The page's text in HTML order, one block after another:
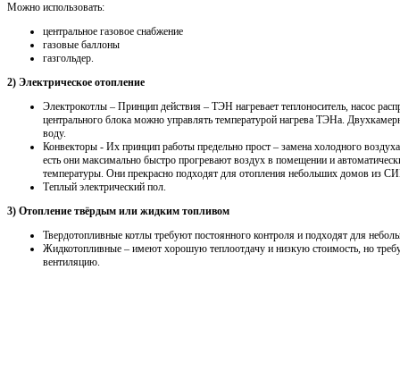
Можно использовать:
центральное газовое снабжение
газовые баллоны
газгольдер.
2) Электрическое отопление
Электрокотлы – Принцип действия – ТЭН нагревает теплоноситель, насос
центрального блока можно управлять температурой нагрева ТЭНа.
воду.
Конвекторы - Их принцип работы предельно прост – замена холодного
есть они максимально быстро прогревают воздух в помещении и
температуры. Они прекрасно подходят для отопления небольших домов из
Теплый электрический пол.
3) Отопление твёрдым или жидким топливом
Твердотопливные котлы требуют постоянного контроля и подходят для
Жидкотопливные – имеют хорошую теплоотдачу и низкую стоимость, но
вентиляцию.